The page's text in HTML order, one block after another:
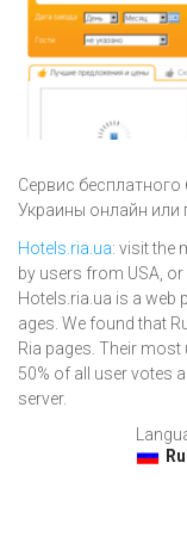
Сервис
Украины онлайн или
Hotels.ria.ua: visit the
by users from USA,
Hotels.ria.ua is a web
ages. We found that
Ria pages. Their
50% of all user votes
server.